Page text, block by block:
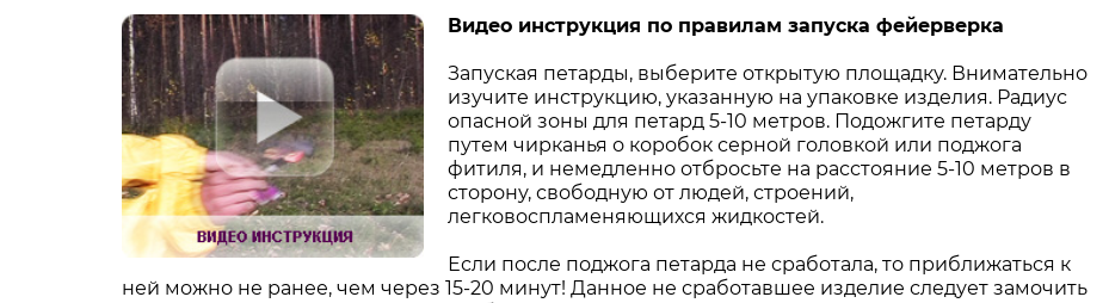
Видео инструкция по правилам запуска фейерверка
Запуская петарды, выберите открытую площадку. Внимательно
изучите инструкцию, указанную на упаковке изделия. Радиус
опасной зоны для петард 5-10 метров. Подожгите петарду
путем чирканья о коробок серной головкой или поджога
фитиля, и немедленно отбросьте на расстояние 5-10 метров в
сторону, свободную от людей, строений,
легковоспламеняющихся жидкостей.
Если после поджога петарда не сработала, то приближаться к
ней можно не ранее, чем через 15-20 минут! Данное не сработавшее изделие следует замочить